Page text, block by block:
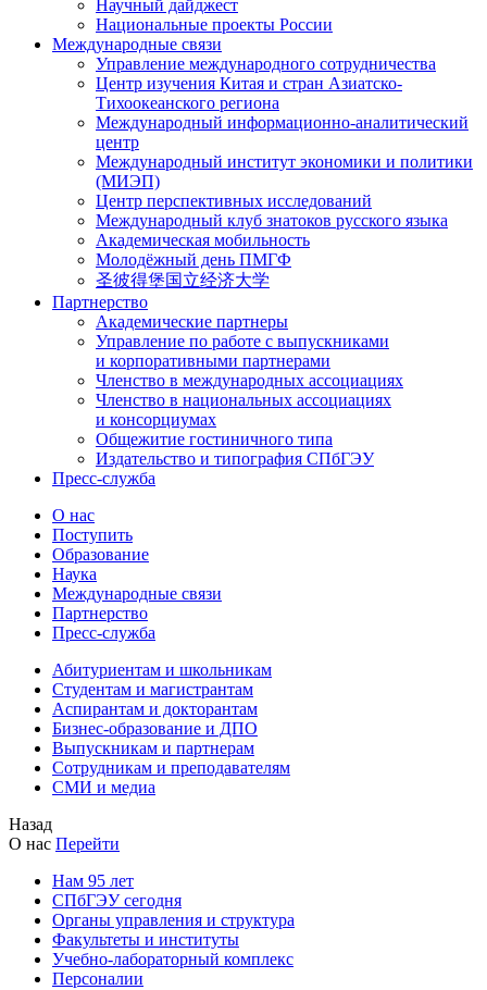
Научный дайджест
Национальные проекты России
Международные связи
Управление международного сотрудничества
Центр изучения Китая и стран Азиатско-
Тихоокеанского региона
Международный информационно-аналитический
центр
Международный институт экономики и политики
(МИЭП)
Центр перспективных исследований
Международный клуб знатоков русского языка
Академическая мобильность
Молодёжный день ПМГФ
圣彼得堡国立经济大学
Партнерство
Академические партнеры
Управление по работе с выпускниками
и корпоративными партнерами
Членство в международных ассоциациях
Членство в национальных ассоциациях
и консорциумах
Общежитие гостиничного типа
Издательство и типография СПбГЭУ
Пресс-служба
О нас
Поступить
Образование
Наука
Международные связи
Партнерство
Пресс-служба
Абитуриентам и школьникам
Студентам и магистрантам
Аспирантам и докторантам
Бизнес-образование и ДПО
Выпускникам и партнерам
Сотрудникам и преподавателям
СМИ и медиа
Назад
О нас Перейти
Нам 95 лет
СПбГЭУ сегодня
Органы управления и структура
Факультеты и институты
Учебно-лабораторный комплекс
Персоналии